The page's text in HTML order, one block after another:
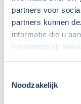
partners voor
partners kunnen
informatie die u
verzameld op
Noodzakelijk